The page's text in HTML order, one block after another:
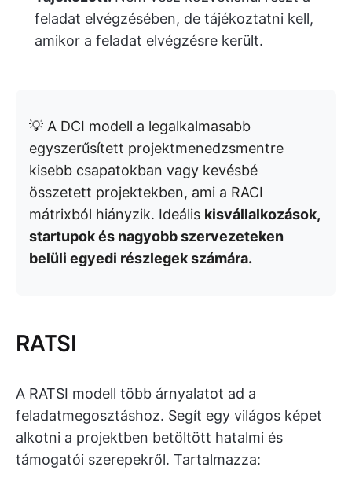
feladat elvégzésében, de tájékoztatni kell,
amikor a feladat elvégzésre került.
💡 A DCI modell a legalkalmasabb
egyszerűsített projektmenedzsmentre
kisebb csapatokban vagy kevésbé
összetett projektekben, ami a RACI
mátrixból hiányzik. Ideális kisvállalkozások,
startupok és nagyobb szervezeteken
belüli egyedi részlegek számára.
RATSI
A RATSI modell több árnyalatot ad a
feladatmegosztáshoz. Segít egy világos képet
alkotni a projektben betöltött hatalmi és
támogatói szerepekről. Tartalmazza: